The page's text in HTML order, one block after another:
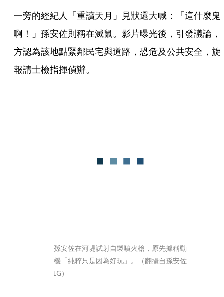
一旁的經紀人「重讀天月」見狀還大喊：「這什麼鬼
啊！」孫安佐則稱在滅鼠。影片曝光後，引發議論，
方認為該地點緊鄰民宅與道路，恐危及公共安全，旋
報請士檢指揮偵辦。
孫安佐在河堤試射自製噴火槍，原先據稱動
機「純粹只是因為好玩」。（翻攝自孫安佐
IG）